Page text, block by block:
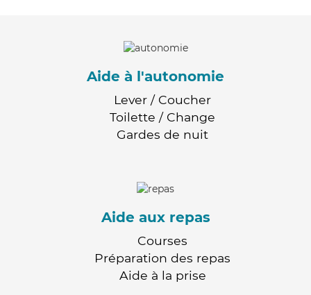
Aide à l'autonomie
Lever / Coucher
Toilette / Change
Gardes de nuit
Aide aux repas
Courses
Préparation des repas
Aide à la prise